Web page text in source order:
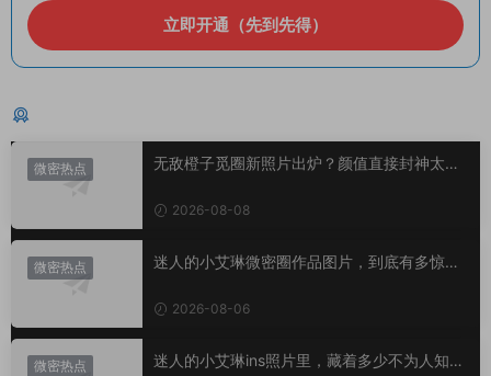
立即开通（先到先得）
微密热点
无敌橙子觅圈新照片出炉？颜值直接封神太惊
2026-08-08
微密热点
迷人的小艾琳微密圈作品图片，到底有多惊
2026-08-06
微密热点
迷人的小艾琳ins照片里，藏着多少不为人知的